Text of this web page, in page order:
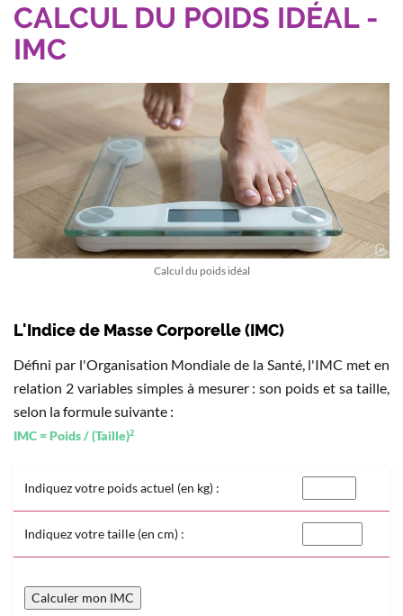
CALCUL DU POIDS IDÉAL -
IMC
Calcul du poids idéal
L'Indice de Masse Corporelle (IMC)
Défini par l'Organisation Mondiale de la Santé, l'IMC met en
relation 2 variables simples à mesurer : son poids et sa taille,
selon la formule suivante :
IMC = Poids / (Taille)2
Indiquez votre poids actuel (en kg) :
Indiquez votre taille (en cm) :